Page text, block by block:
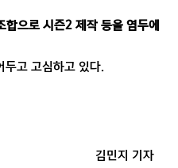
으로 시즌2 제작 등을 염두에
두고 고심하고 있다.
김민지 기자